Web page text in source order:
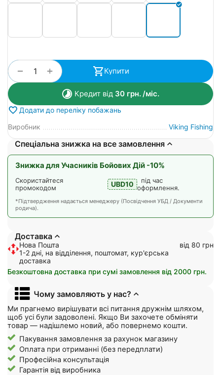
+
− Купити
Кредит від 30грн./міс.
Додати до переліку побажань
Виробник
Viking Fishing
Спеціальна знижка на все замовлення
Знижка для Учасників Бойових Дій -10%
Скористайтеся
промокодом
UBD10
під час
оформлення.
*Підтвердження надається менеджеру (Посвідчення УБД / Документи
родича).
Доставка
Нова Пошта
1-2 дні, на відділення, поштомат, кур'єрська
доставка
від 80 грн
Безкоштовна доставка при сумі замовлення від 2000 грн.
Чому замовляють у нас?
Ми прагнемо вирішувати всі питання дружнім шляхом,
щоб усі були задоволені. Якщо Ви захочете обміняти
товар — надішлемо новий, або повернемо кошти.
Пакування замовлення за рахунок магазину
Оплата при отриманні (без передплати)
Професійна консультація
Гарантія від виробника